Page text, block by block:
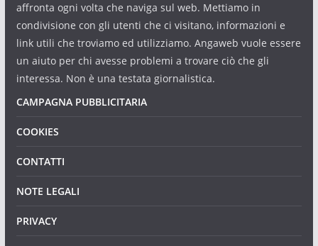
affronta ogni volta che naviga sul web. Mettiamo in
condivisione con gli utenti che ci visitano, informazioni e
link utili che troviamo ed utilizziamo. Angaweb vuole essere
un aiuto per chi avesse problemi a trovare ciò che gli
interessa. Non è una testata giornalistica.
CAMPAGNA PUBBLICITARIA
COOKIES
CONTATTI
NOTE LEGALI
PRIVACY